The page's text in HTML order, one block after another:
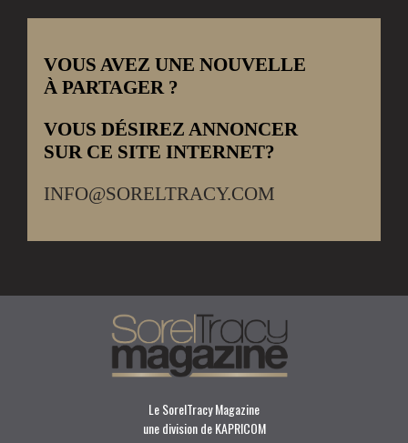
VOUS AVEZ UNE NOUVELLE
À PARTAGER ?
VOUS DÉSIREZ ANNONCER
SUR CE SITE INTERNET?
INFO@SORELTRACY.COM
Le SorelTracy Magazine
une division de KAPRICOM